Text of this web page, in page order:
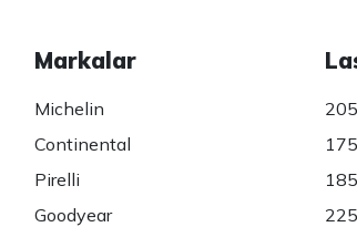
Markalar
Michelin
Continental
Pirelli
Goodyear